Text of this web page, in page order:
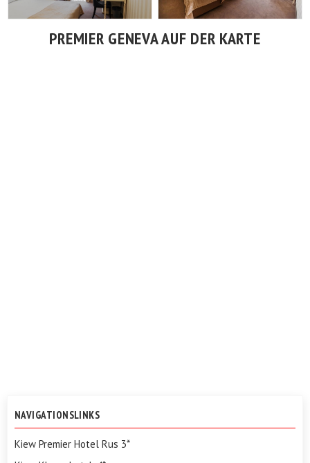
PREMIER GENEVA AUF DER KARTE
NAVIGATIONSLINKS
Kiew Premier Hotel Rus 3*